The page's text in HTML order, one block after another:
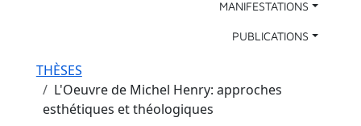
MANIFESTATIONS
PUBLICATIONS
Fil d'Ariane
THÈSES
L'Oeuvre de Michel Henry: approches
esthétiques et théologiques